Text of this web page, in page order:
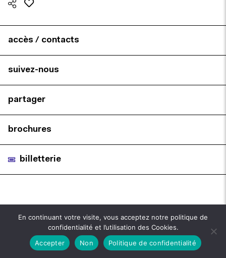
accès / contacts
suivez-nous
partager
brochures
billetterie
En continuant votre visite, vous acceptez notre politique de
confidentialité et l’utilisation des Cookies.
Accepter
Non Politique de confidentialité